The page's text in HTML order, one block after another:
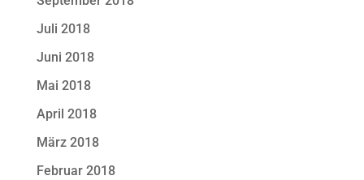
Juli 2018
Juni 2018
Mai 2018
April 2018
März 2018
Februar 2018